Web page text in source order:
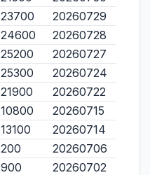
23700
20260729
24600
20260728
25200
20260727
25300
20260724
21900
20260722
10800
20260715
13100
20260714
200
20260706
900
20260702